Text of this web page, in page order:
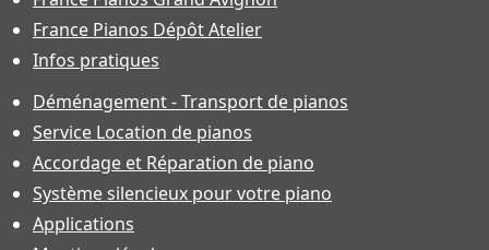
France Pianos Dépôt Atelier
Infos pratiques
Déménagement - Transport de pianos
Service Location de pianos
Accordage et Réparation de piano
Système silencieux pour votre piano
Applications